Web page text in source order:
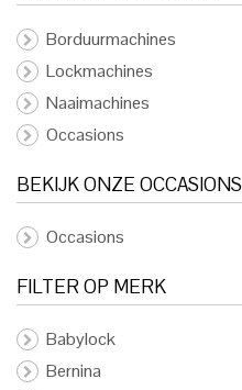
Borduurmachines
Lockmachines
Naaimachines
Occasions
BEKIJK ONZE OCCASIONS
Occasions
FILTER OP MERK
Babylock
Bernina